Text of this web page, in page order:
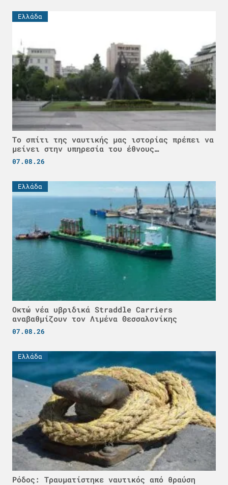
Ελλάδα
Το σπίτι της ναυτικής μας ιστορίας πρέπει να
μείνει στην υπηρεσία του έθνους…
07.08.26
Ελλάδα
Οκτώ νέα υβριδικά Straddle Carriers
αναβαθμίζουν τον Λιμένα Θεσσαλονίκης
07.08.26
Ελλάδα
Ρόδος: Τραυματίστηκε ναυτικός από θραύση